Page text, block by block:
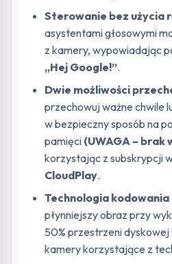
Sterowanie bez użycia
asystentami głosowymi
z kamery, wypowiadając
„Hej Google!”.
Dwie możliwości
przechowuj ważne chwile
w bezpieczny sposób na
pamięci (UWAGA – brak
korzystając z subskrypcji
CloudPlay.
Technologia kodowania
płynniejszy obraz przy
50% przestrzeni
kamery korzystające z